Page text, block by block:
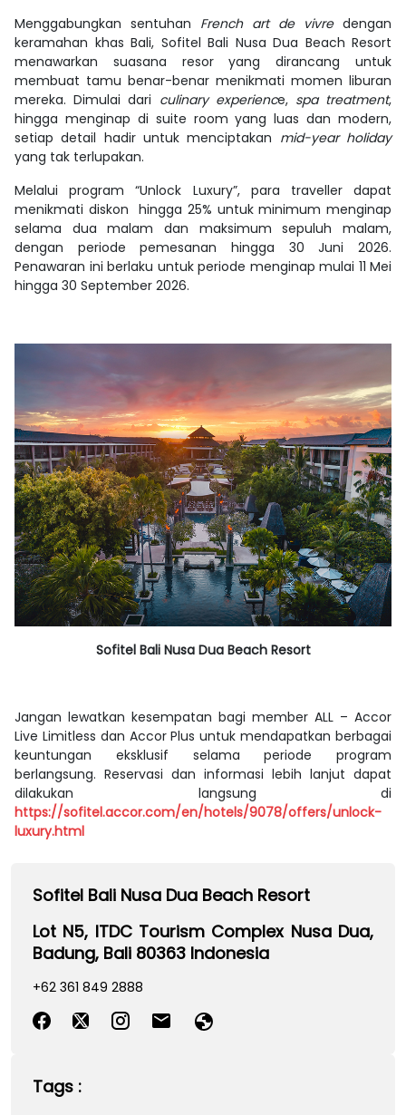
Menggabungkan sentuhan French art de vivredengan
keramahan khas Bali, Sofitel Bali Nusa Dua Beach Resort
menawarkan suasana resor yang dirancang untuk
membuat tamu benar-benar menikmati momen liburan
mereka. Dimulai dari culinary experience, spa treatment,
hingga menginap di suite room yang luas dan modern,
setiap detail hadir untuk menciptakan mid-year holiday
yang tak terlupakan.
Melalui program “Unlock Luxury”, para traveller dapat
menikmati diskon hingga 25% untuk minimum menginap
selama dua malam dan maksimum sepuluh malam,
dengan periode pemesanan hingga 30 Juni 2026.
Penawaran ini berlaku untuk periode menginap mulai 11 Mei
hingga 30 September 2026.
Sofitel Bali Nusa Dua Beach Resort
Jangan lewatkan kesempatan bagi member ALL – Accor
Live Limitless dan Accor Plus untuk mendapatkan berbagai
keuntungan eksklusif selama periode program
berlangsung. Reservasi dan informasi lebih lanjut dapat
dilakukan langsung di
https://sofitel.accor.com/en/hotels/9078/offers/unlock-
luxury.html
Sofitel Bali Nusa Dua Beach Resort
Lot N5, ITDC Tourism Complex Nusa Dua,
Badung, Bali 80363 Indonesia
+62 361 849 2888
Tags :